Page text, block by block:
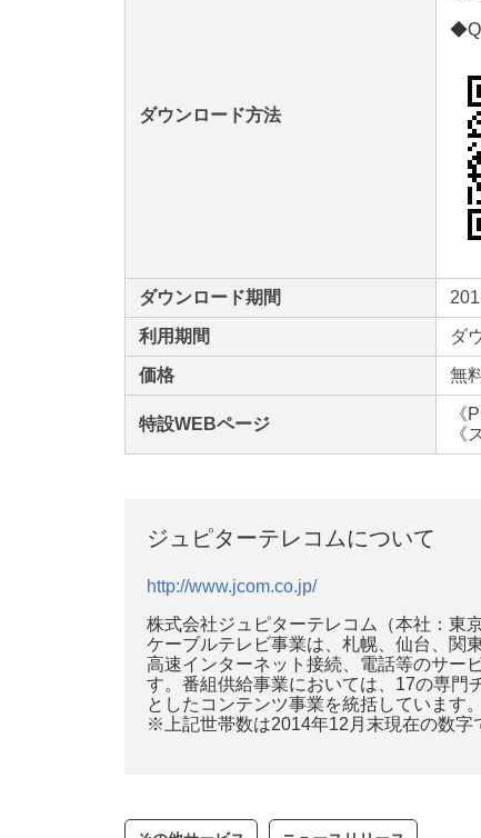
ダウンロード方法
ダウンロード期間
利用期間 ダ
価格 無
特設WEBページ
《
《
ジュピターテレコムについて
http://www.jcom.co.jp/
株式会社ジュピターテレコム（本社：東
ケーブルテレビ事業は、札幌、仙台、関
高速インターネット接続、電話等のサー
す。番組供給事業においては、17の専門
としたコンテンツ事業を統括しています。
※上記世帯数は2014年12月末現在の数字